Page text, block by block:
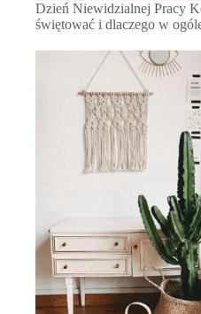
Dzień Niewidzialnej Pracy
świętować i dlaczego w